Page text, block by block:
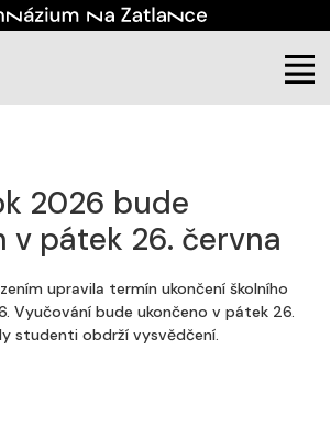
sdělení(aktuální)
2026 bude
v pátek 26. června
upravila termín ukončení školního
Vyučování bude ukončeno v pátek 26.
studenti obdrží vysvědčení.